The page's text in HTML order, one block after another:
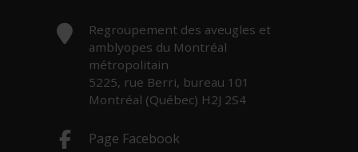
Adresse :
Regroupement des aveugles et
amblyopes du Montréal
métropolitain
5225, rue Berri, bureau 101
Montréal (Québec) H2J 2S4
Page Facebook